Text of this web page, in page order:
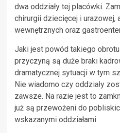
dwa oddziały tej placówki.
chirurgii dziecięcej i urazowej,
wewnętrznych oraz
Jaki jest powód takiego
przyczyną są duże braki
dramatycznej sytuacji w tym
Nie wiadomo czy oddziały
zawsze. Na razie jest to
już są przewożeni do
wskazanymi oddziałami.